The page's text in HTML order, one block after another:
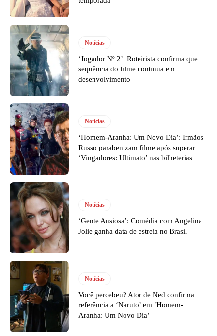
Notícias
‘Jogador Nº 2’: Roteirista confirma que
sequência do filme continua em
desenvolvimento
Notícias
‘Homem-Aranha: Um Novo Dia’: Irmãos
Russo parabenizam filme após superar
‘Vingadores: Ultimato’ nas bilheterias
Notícias
‘Gente Ansiosa’: Comédia com Angelina
Jolie ganha data de estreia no Brasil
Notícias
Você percebeu? Ator de Ned confirma
referência a ‘Naruto’ em ‘Homem-
Aranha: Um Novo Dia’